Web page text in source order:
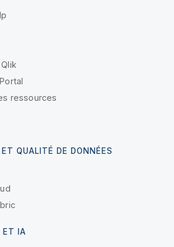
ressources
ET QUALITÉ DE DONNÉES
ET IA